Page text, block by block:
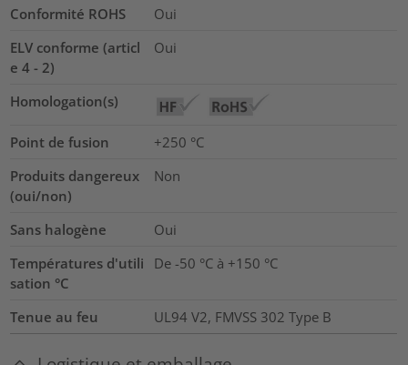
Conformité ROHS
Oui
ELV conforme (articl
e 4 - 2)
Oui
Homologation(s)
Point de fusion
+250 °C
Produits dangereux
(oui/non)
Non
Sans halogène
Oui
Températures d'utili
sation °C
De -50 °C à +150 °C
Tenue au feu UL94 V2, FMVSS 302 Type B